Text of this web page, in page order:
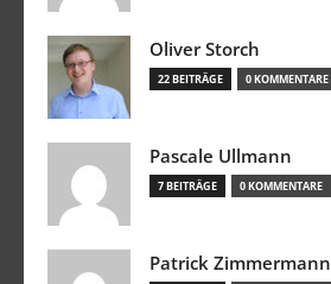
Oliver Storch
22 BEITRÄGE 0 KOMMENTARE
Pascale Ullmann
7 BEITRÄGE 0 KOMMENTARE
Patrick Zimmermann